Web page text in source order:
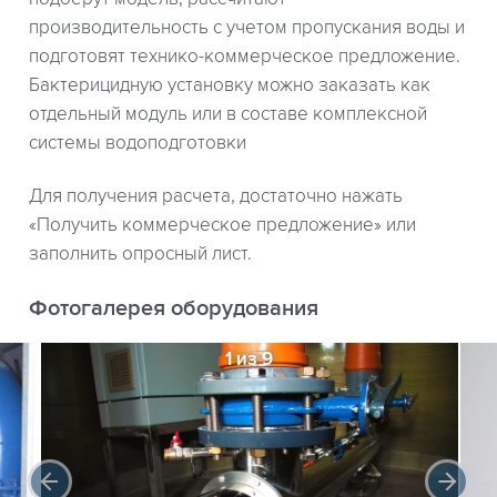
производительность с учетом пропускания воды и
подготовят технико-коммерческое предложение.
Бактерицидную установку можно заказать как
отдельный модуль или в составе комплексной
системы водоподготовки
Для получения расчета, достаточно нажать
«Получить коммерческое предложение» или
заполнить опросный лист.
Фотогалерея оборудования
1 из 9